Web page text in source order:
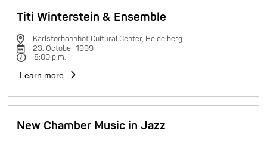
Titi Winterstein & Ensemble
Karlstorbahnhof Cultural Center, Heidelberg
23. October 1999
8:00 p.m.
Learn more
New Chamber Music in Jazz